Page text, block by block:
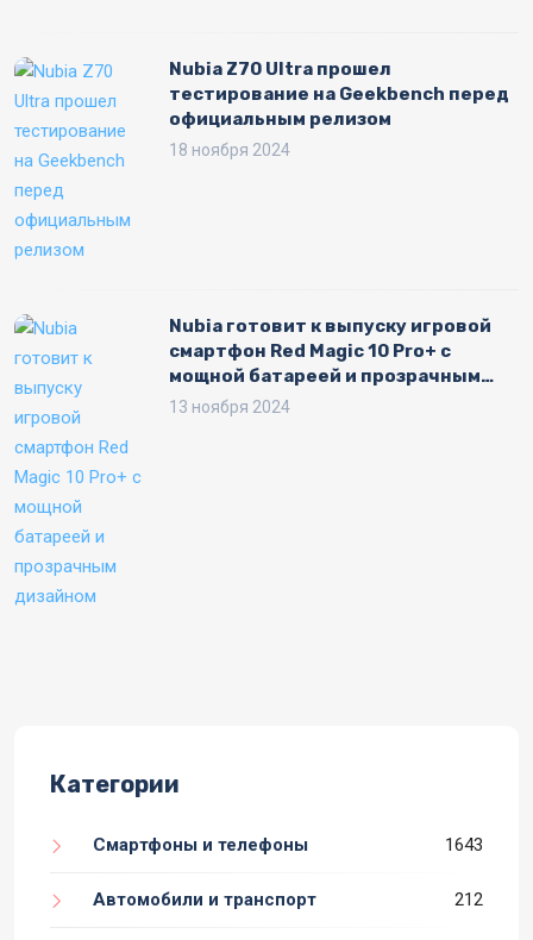
Nubia Z70 Ultra прошел
тестирование на Geekbench перед
официальным релизом
18 ноября 2024
Nubia готовит к выпуску игровой
смартфон Red Magic 10 Pro+ с
мощной батареей и прозрачным
дизайном
13 ноября 2024
Категории
Смартфоны и телефоны 1643
Автомобили и транспорт 212